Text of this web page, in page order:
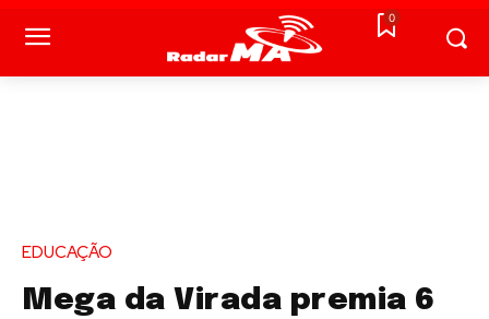
0
EDUCAÇÃO
Mega da Virada premia 6